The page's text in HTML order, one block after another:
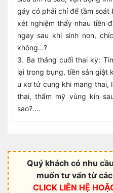
gáy có phải chỉ để tầm soát
xét nghiệm thấy nhau tiền
ngay sau khi sinh non,
không…?
3. Ba tháng cuối thai kỳ:
lại trong bụng, tiền sản giật
u xơ tử cung khi mang thai,
thai, thẩm mỹ vùng kín
sao?....
Quý khách có nhu
muốn tư vấn từ
CLICK LIÊN HỆ